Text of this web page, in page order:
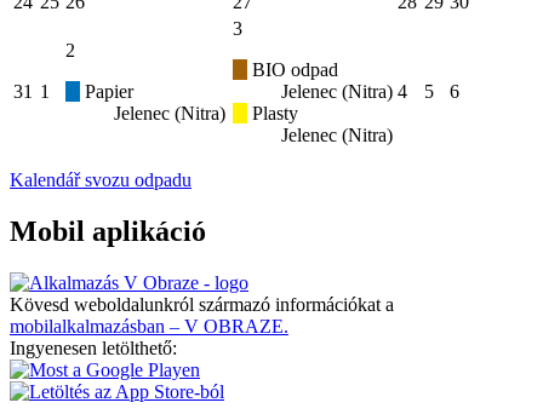
31 1
2
Papier
Jelenec (Nitra)
3
BIO odpad
Jelenec (Nitra)
Plasty
Jelenec (Nitra)
4 5 6
Kalendář svozu odpadu
Mobil aplikáció
Kövesd weboldalunkról származó információkat a
mobilalkalmazásban – V OBRAZE.
Ingyenesen letölthető: